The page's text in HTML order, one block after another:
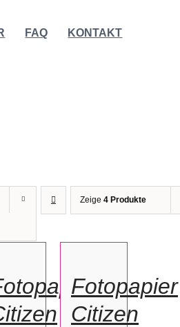
FAQ KONTAKT
Zeige 4 Produkte
IN
DETAILS
Fotopapier
Citizen